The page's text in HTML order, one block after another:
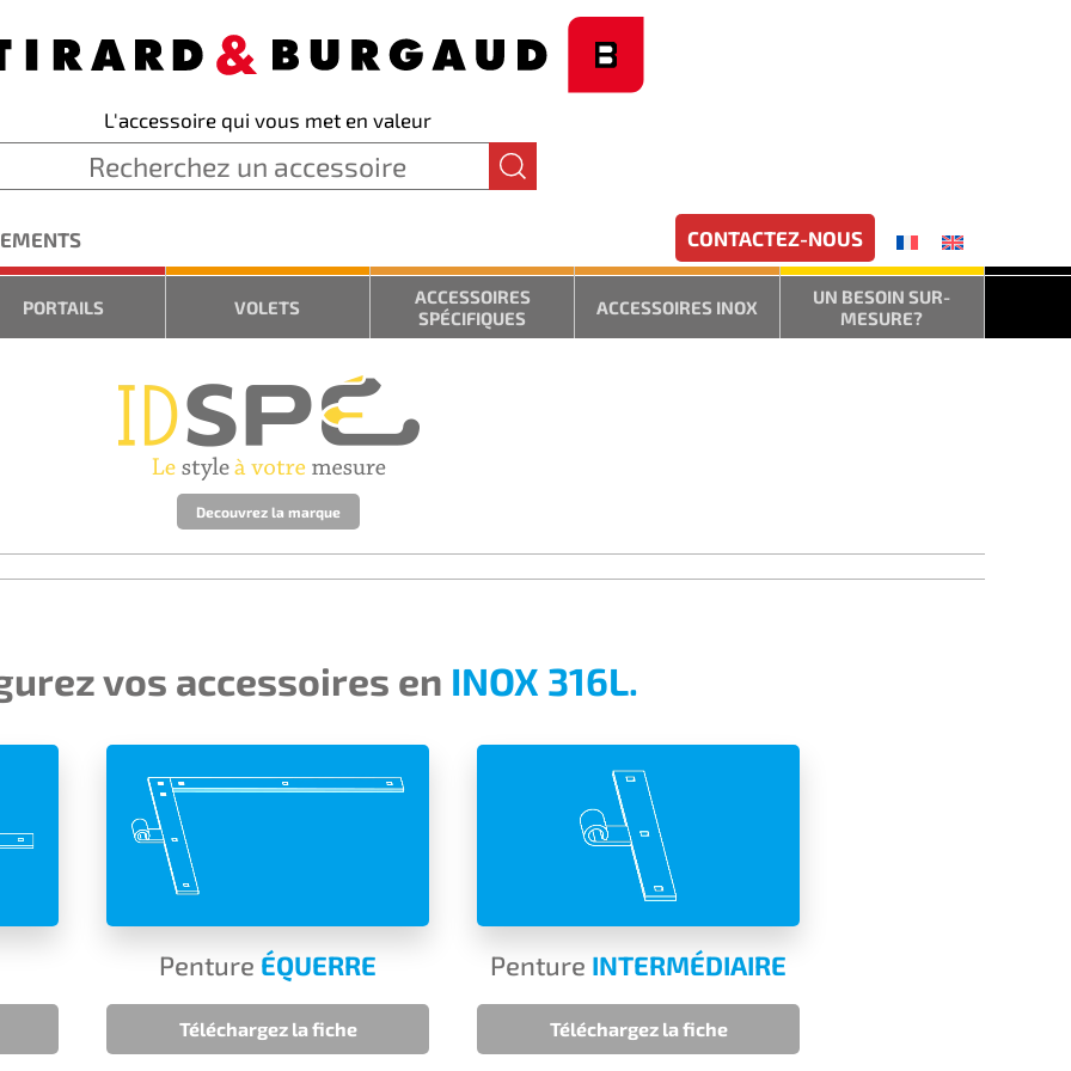
L'accessoire qui vous met en valeur
CONTACTEZ-NOUS
PORTAILS VOLETS
ACCESSOIRES
SPÉCIFIQUES
ACCESSOIRES INOX
UN BESOIN SUR-
MESURE?
Decouvrez la marque
vos accessoires en INOX 316L.
Penture ÉQUERRE
Téléchargez la fiche
Penture INTERMÉDIAIRE
Téléchargez la fiche